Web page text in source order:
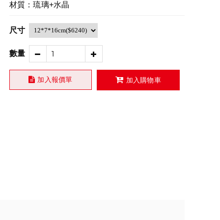
材質：琉璃+水晶
尺寸
數量
加入報價單 加入購物車